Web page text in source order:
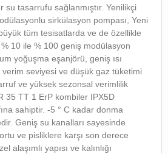
su tasarrufu sağlanmıştır. Yenilikçi
sirkülasyon pompası, Yeni
tüm tesisatlarda ve de özellikle
10 ile % 100 geniş modülasyon
yoğuşma eşanjörü, geniş ısı
seviyesi ve düşük gaz tüketimi
ve yüksek sezonsal verimlilik
35 TT 1 ErP kombiler IPX5D
sahiptir. -5 ° C kadar donma
Geniş su kanalları sayesinde
ve pisliklere karşı son derece
alaşımlı yapısı ve kalınlığı